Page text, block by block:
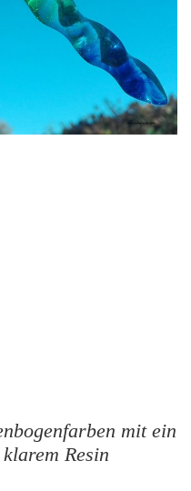
mit ein
Resin